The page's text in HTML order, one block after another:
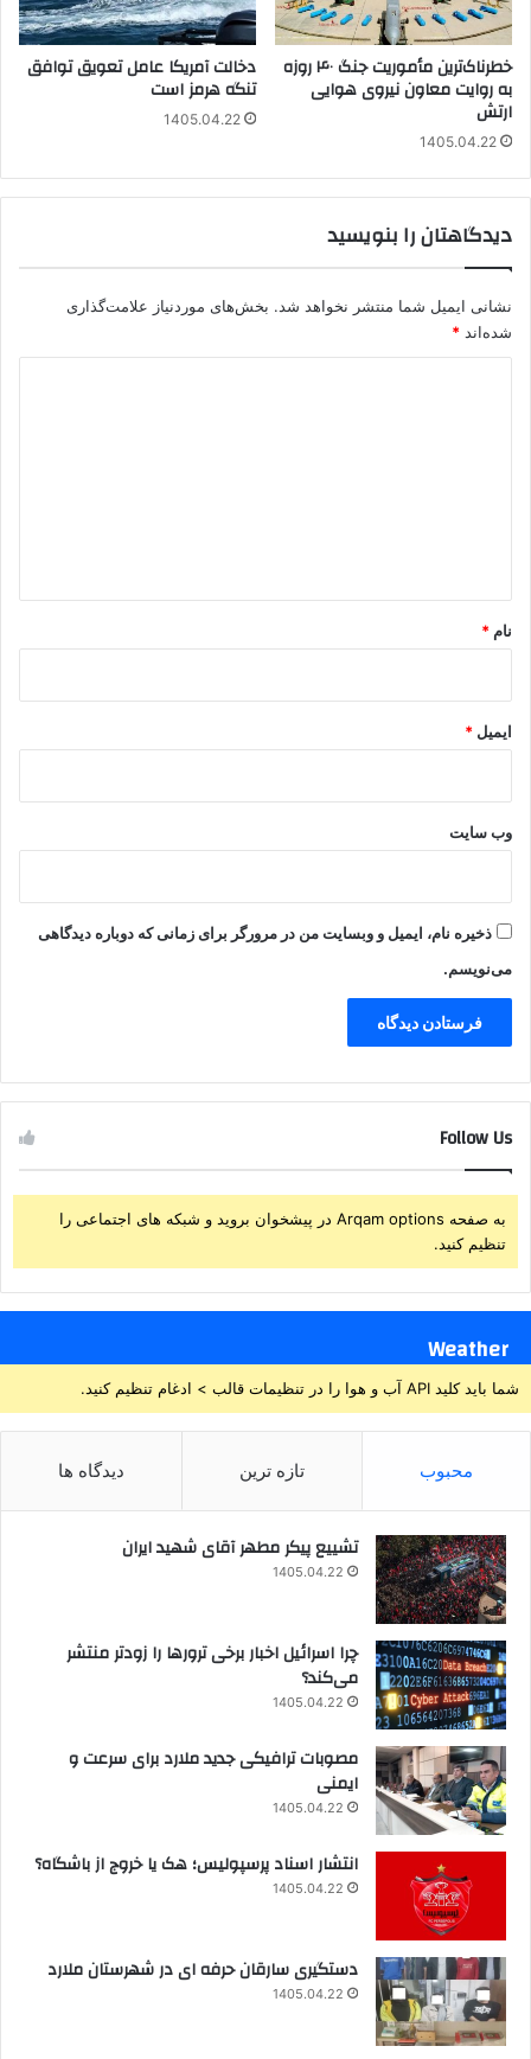
خطرناک‌ترین مأموریت جنگ ۴۰ روزه
به روایت معاون نیروی هوایی
ارتش
1405.04.22
دخالت آمریکا عامل تعویق توافق
تنگه هرمز است
1405.04.22
دیدگاهتان را بنویسید
نشانی ایمیل شما منتشر نخواهد شد. بخش‌های موردنیاز علامت‌گذاری
شده‌اند *
نام *
ایمیل *
وب‌ سایت
ذخیره نام، ایمیل و وبسایت من در مرورگر برای زمانی که دوباره دیدگاهی
می‌نویسم.
Follow Us
به صفحه Arqam options در پیشخوان بروید و شبکه های اجتماعی را
تنظیم کنید.
Weather
شما باید کلید API آب و هوا را در تنظیمات قالب > ادغام تنظیم کنید.
محبوب تازه ترین دیدگاه ها
تشییع پیکر مطهر آقای شهید ایران
1405.04.22
چرا اسرائیل اخبار برخی ترورها را زودتر منتشر
می‌کند؟
1405.04.22
مصوبات ترافیکی جدید ملارد برای سرعت و
ایمنی
1405.04.22
انتشار اسناد پرسپولیس؛ هک یا خروج از باشگاه؟
1405.04.22
دستگیری سارقان حرفه ای در شهرستان ملارد
1405.04.22